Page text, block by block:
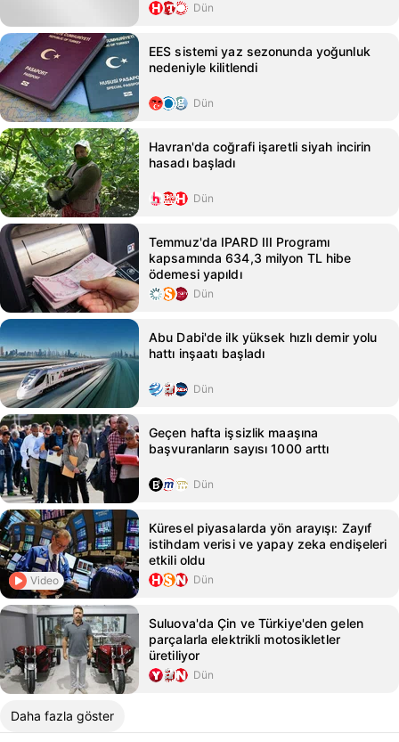
Dün
EES sistemi yaz sezonunda yoğunluk
nedeniyle kilitlendi
Dün
Havran'da coğrafi işaretli siyah incirin
hasadı başladı
Dün
Temmuz'da IPARD III Programı
kapsamında 634,3 milyon TL hibe
ödemesi yapıldı
Dün
Abu Dabi'de ilk yüksek hızlı demir yolu
hattı inşaatı başladı
Dün
Geçen hafta işsizlik maaşına
başvuranların sayısı 1000 arttı
Dün
Video
Küresel piyasalarda yön arayışı: Zayıf
istihdam verisi ve yapay zeka endişeleri
etkili oldu
Dün
Suluova'da Çin ve Türkiye'den gelen
parçalarla elektrikli motosikletler
üretiliyor
Dün
Daha fazla göster